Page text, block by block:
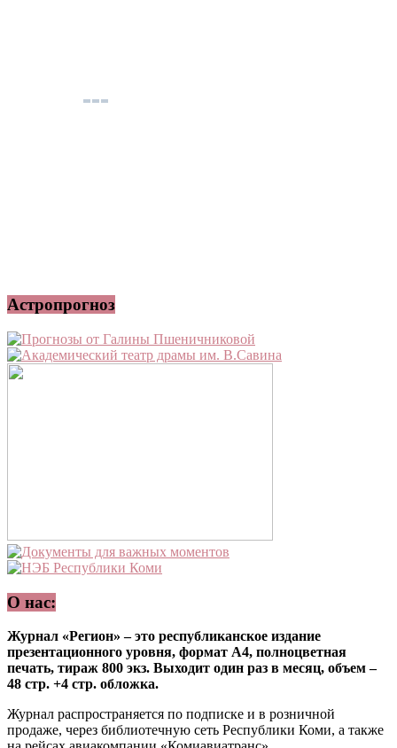
Астропрогноз
О нас:
Журнал «Регион» – это республиканское издание
презентационного уровня, формат А4, полноцветная
печать, тираж 800 экз. Выходит один раз в месяц, объем –
48 стр. +4 стр. обложка.
Журнал распространяется по подписке и в розничной
продаже, через библиотечную сеть Республики Коми, а также